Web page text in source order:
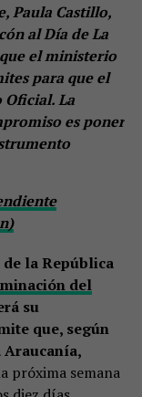
Paula Castillo,
al Día de La
el ministerio
para que el
Oficial. La
es poner
la República
del
su
que, según
Araucanía,
próxima semana